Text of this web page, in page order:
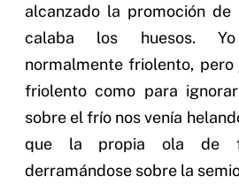
alcanzado la promoción
calaba los huesos.
normalmente friolento,
friolento como para
sobre el frío nos venía
que la propia ola de
derramándose sobre la